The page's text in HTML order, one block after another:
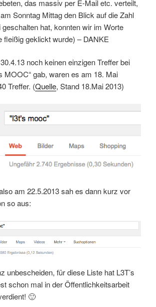
das massiv per E-Mail etc. verteilt,
Sonntag Mittag den Blick auf die Zahl
hat, konnten wir im Worte
fleißig geklickt wurde) – DANKE
noch keinen einzigen Treffer bei
MOOC“ gab, waren es am 18. Mai
Treffer. (Quelle, Stand 18.Mai 2013)
am 22.5.2013 sah es dann kurz vor
so aus:
unbescheiden, für diese Liste hat L3T’s
schon mal in der Öffentlichkeitsarbeit
🙂